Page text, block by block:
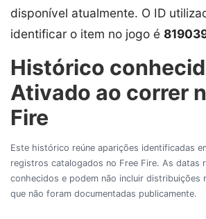
disponível atualmente. O ID
identificar o item no jogo é
Histórico
Ativado ao correr
Fire
Este histórico reúne aparições identificadas
registros catalogados no Free Fire. As datas
conhecidos e podem não incluir distribuições
que não foram documentadas publicamente.